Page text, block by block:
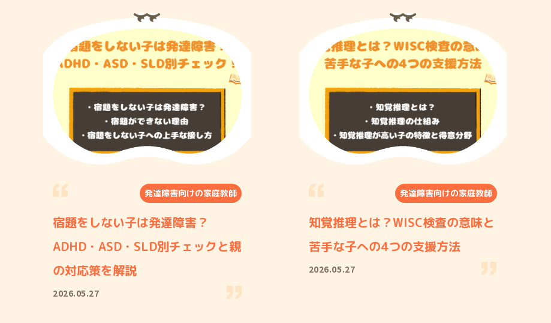
発達障害向けの家庭教師
宿題をしない子は発達障害？
ADHD・ASD・SLD別チェックと親
の対応策を解説
2026.05.27
発達障害向けの家庭教師
知覚推理とは？WISC検査の意味と
苦手な子への4つの支援方法
2026.05.27